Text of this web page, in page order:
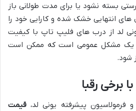
بسته نشود یا برای مدت طولانی باز
انتهایی خشک شده و کارایی خود را
لد از درب های فلیپ تاپ با کیفیت
یک مشکل عمومی است که ممکن است
شود.
برخی رقبا
فرمولاسیون پیشرفته یونی لد، قیمت